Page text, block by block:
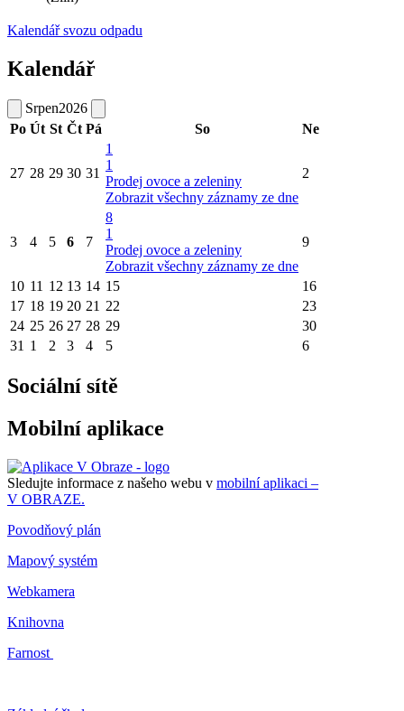
Kalendář svozu odpadu
Kalendář
Srpen2026
Po Út St Čt Pá So Ne
27 28 29 30 31
1
1
Prodej ovoce a zeleniny
Zobrazit všechny záznamy ze dne
2
3 4 5 6 7
8
1
Prodej ovoce a zeleniny
Zobrazit všechny záznamy ze dne
9
10 11 12 13 14 15
16
17 18 19 20 21 22
23
24 25 26 27 28 29
30
31 1 2 3 4 5 6
Sociální sítě
Mobilní aplikace
Sledujte informace z našeho webu v mobilní aplikaci –
V OBRAZE.
Povodňový plán
Mapový systém
Webkamera
Knihovna
Farnost